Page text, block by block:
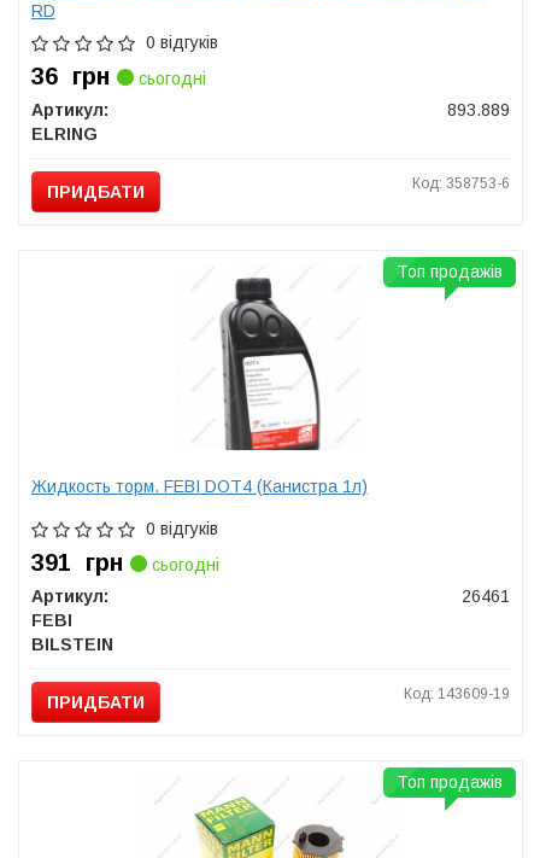
RD
0 відгуків
36 грн
сьогодні
Артикул:
893.889
ELRING
ПРИДБАТИ Код: 358753-6
Жидкость торм. FEBI DOT4 (Канистра 1л)
0 відгуків
391 грн
сьогодні
Артикул:
26461
FEBI
BILSTEIN
ПРИДБАТИ Код: 143609-19
Топ продажів
Топ продажів